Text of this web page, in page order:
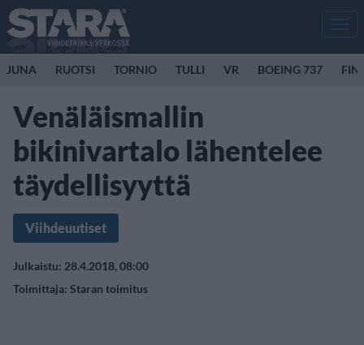
JUNA RUOTSI TORNIO TULLI VR BOEING 737
Venäläismallin
bikinivartalo lähentelee
täydellisyyttä
Viihdeuutiset
Julkaistu: 28.4.2018, 08:00
Toimittaja: Staran toimitus